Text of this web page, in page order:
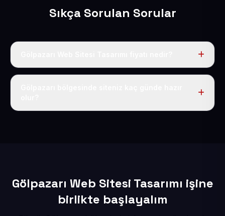
Sıkça Sorulan Sorular
Tek fiyat uygulanır: yıllık 50 USD + KDV. Bu bedele alan
Gölpazarı Web Sitesi Tasarımı işine
birlikte başlayalım